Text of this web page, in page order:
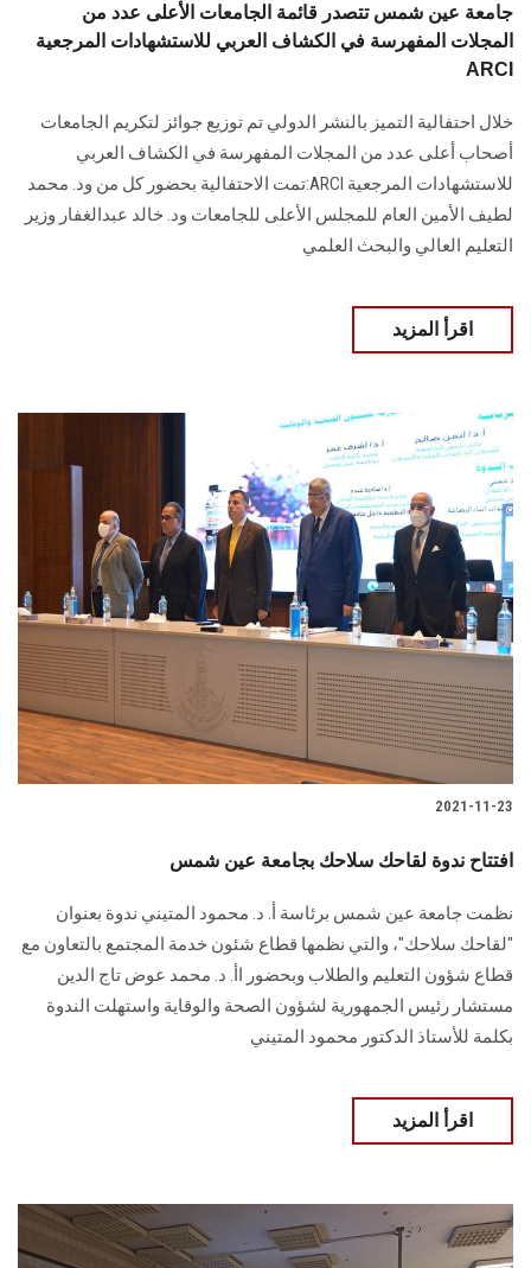
جامعة عين شمس تتصدر قائمة الجامعات الأعلى عدد من
المجلات المفهرسة في الكشاف العربي للاستشهادات المرجعية
ARCI
خلال احتفالية التميز بالنشر الدولي تم توزيع جوائز لتكريم الجامعات
أصحاب أعلى عدد من المجلات المفهرسة في الكشاف العربي
للاستشهادات المرجعية ARCI:تمت الاحتفالية بحضور كل من ود. محمد
لطيف الأمين العام للمجلس الأعلى للجامعات ود. خالد عبدالغفار وزير
التعليم العالي والبحث العلمي
اقرأ المزيد
2021-11-23
افتتاح ندوة لقاحك سلاحك بجامعة عين شمس
نظمت جامعة عين شمس برئاسة أ. د. محمود المتيني ندوة بعنوان
"لقاحك سلاحك"، والتي نظمها قطاع شئون خدمة المجتمع بالتعاون مع
قطاع شؤون التعليم والطلاب وبحضور اأ. د. محمد عوض تاج الدين
مستشار رئيس الجمهورية لشؤون الصحة والوقاية واستهلت الندوة
بكلمة للأستاذ الدكتور محمود المتيني
اقرأ المزيد